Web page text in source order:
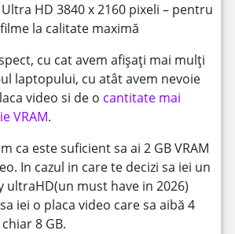
HD 3840 x 2160 pixeli – pentru
la calitate maximă
cu cat avem afișați mai mulți
laptopului, cu atât avem nevoie
video si de o cantitate mai
VRAM.
ca este suficient sa ai 2 GB VRAM
In cazul in care te decizi sa iei un
ultraHD(un must have in 2026)
iei o placa video care sa aibă 4
8 GB.